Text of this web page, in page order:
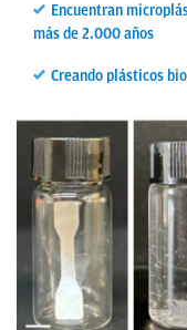
Encuentran
más de 2.000 años
Creando plásticos